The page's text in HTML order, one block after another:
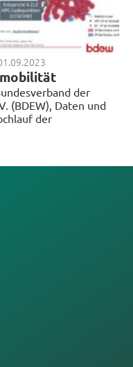
der
(BDEW), Daten und
der